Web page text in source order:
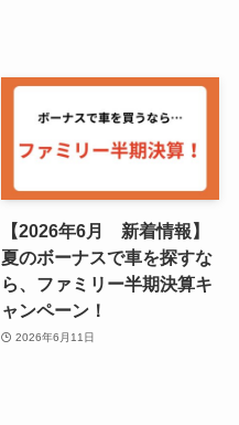
【2026年6月 新着情報】
夏のボーナスで車を探すな
ら、ファミリー半期決算キ
ャンペーン！
2026年6月11日